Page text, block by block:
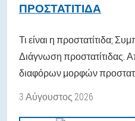
ΠΡΟΣΤΑΤΊΤΙΔΑ
Τι είναι η προστατίτιδα;
Διάγνωση προστατίτιδας.
διαφόρων μορφών
3 Αύγουστος 2026